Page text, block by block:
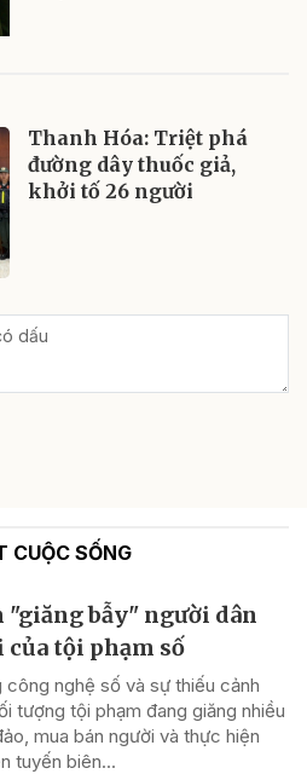
Thanh Hóa: Triệt phá
đường dây thuốc giả,
khởi tố 26 người
CUỘC SỐNG
"giăng bẫy" người dân
tội phạm số
công nghệ số và sự thiếu cảnh
tượng tội phạm đang giăng nhiều
mua bán người và thực hiện
tuyến biên...